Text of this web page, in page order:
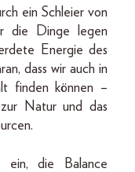
ein Schleier von
die Dinge legen
Energie des
dass wir auch in
finden können –
Natur und das
ein, die Balance